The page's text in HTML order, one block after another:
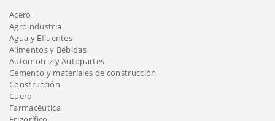
Acero
Agroindustria
Agua y Efluentes
Alimentos y Bebidas
Automotriz y Autopartes
Cemento y materiales de construcción
Construcción
Cuero
Farmacéutica